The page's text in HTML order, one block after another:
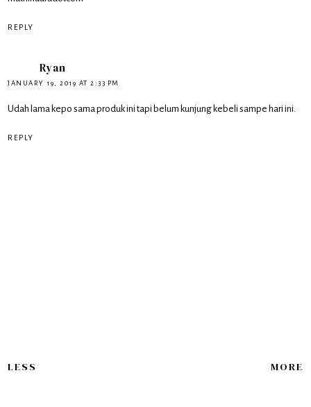
REPLY
Ryan
JANUARY 19, 2019 AT 2:33 PM
Udah lama kepo sama produk ini tapi belum kunjung kebeli sampe hari ini.
REPLY
LESS MORE